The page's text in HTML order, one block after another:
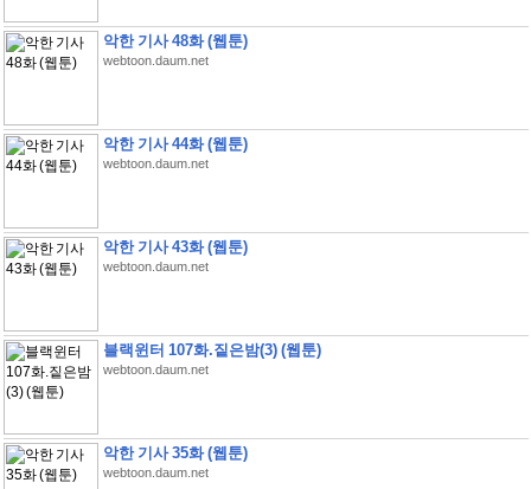
악한 기사 48화 (웹툰)
webtoon.daum.net
악한 기사 44화 (웹툰)
webtoon.daum.net
악한 기사 43화 (웹툰)
webtoon.daum.net
블랙윈터 107화.짙은밤(3) (웹툰)
webtoon.daum.net
악한 기사 35화 (웹툰)
webtoon.daum.net